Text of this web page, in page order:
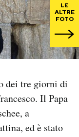
LE
ALTRE
FOTO
dei tre giorni di
Il Papa
a
ed è stato